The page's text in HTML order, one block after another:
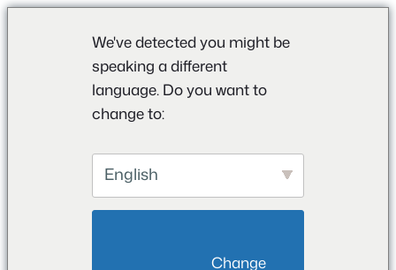
We've detected you might be
speaking a different
language. Do you want to
change to:
English